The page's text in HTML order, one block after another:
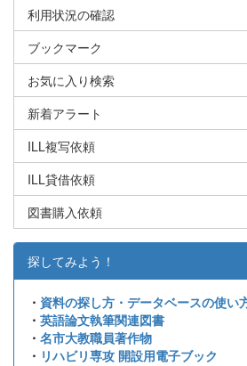
利用状況の確認
ブックマーク
お気に入り検索
新着アラート
ILL複写依頼
ILL貸借依頼
図書購入依頼
探してみよう！
・ 資料の探し方・データベースの使い
・ 英語論文執筆関連図書
・ 名市大教職員著作物
・ リハビリ専攻 開設用電子ブック